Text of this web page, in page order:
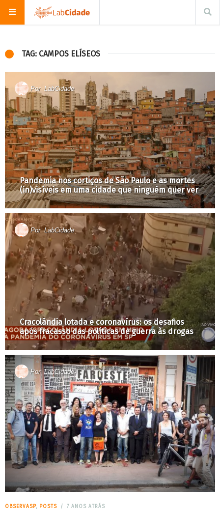
TAG: CAMPOS ELÍSEOS
Por LabCidade
Pandemia nos cortiços de São Paulo e as mortes
(in)visíveis em uma cidade que ninguém quer ver
PorLabCidade
Cracolândia lotada e coronavírus: os desafios
após fracasso das políticas de guerra às drogas
PorLabCidade
OBSERVASP, POSTS 7 ANOS ATRÁS